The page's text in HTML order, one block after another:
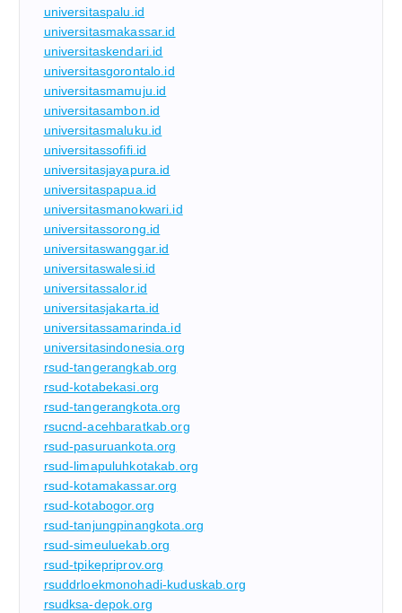
universitaspalu.id
universitasmakassar.id
universitaskendari.id
universitasgorontalo.id
universitasmamuju.id
universitasambon.id
universitasmaluku.id
universitassofifi.id
universitasjayapura.id
universitaspapua.id
universitasmanokwari.id
universitassorong.id
universitaswanggar.id
universitaswalesi.id
universitassalor.id
universitasjakarta.id
universitassamarinda.id
universitasindonesia.org
rsud-tangerangkab.org
rsud-kotabekasi.org
rsud-tangerangkota.org
rsucnd-acehbaratkab.org
rsud-pasuruankota.org
rsud-limapuluhkotakab.org
rsud-kotamakassar.org
rsud-kotabogor.org
rsud-tanjungpinangkota.org
rsud-simeuluekab.org
rsud-tpikepriprov.org
rsuddrloekmonohadi-kuduskab.org
rsudksa-depok.org